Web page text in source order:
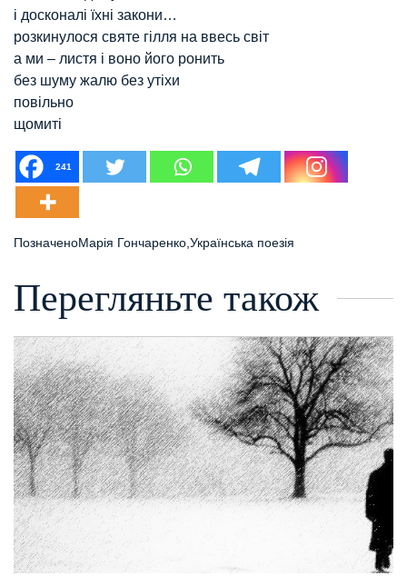
і досконалі їхні закони…
розкинулося святе гілля на ввесь світ
а ми – листя і воно його ронить
без шуму жалю без утіхи
повільно
щомиті
241
ПозначеноМарія Гончаренко Українська поезія
Перегляньте також